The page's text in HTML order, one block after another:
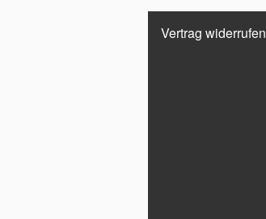
Vertrag widerrufen